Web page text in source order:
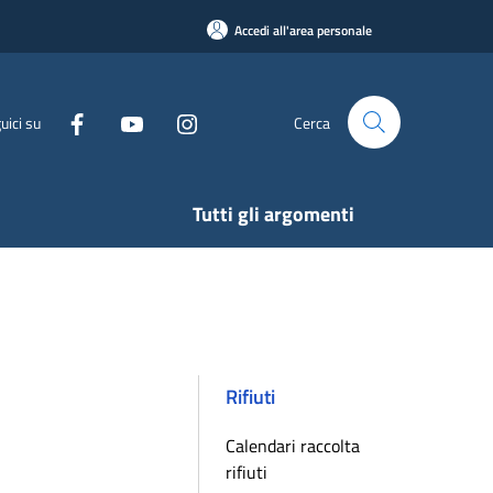
Accedi all'area personale
su Cerca
Tutti gli argomenti
Rifiuti
Calendari raccolta
rifiuti